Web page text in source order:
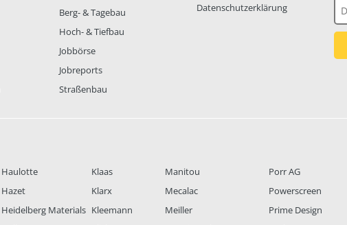
Berg- & Tagebau
Hoch- & Tiefbau
Jobbörse
Jobreports
Straßenbau
Datenschutzerklärung
Haulotte
Hazet
Heidelberg Materials
Klaas
Klarx
Kleemann
Manitou
Mecalac
Meiller
Porr AG
Powerscreen
Prime Design